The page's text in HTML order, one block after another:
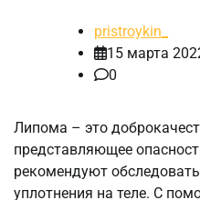
pristroykin_
15 марта
0
Липома – это
представляющее
рекомендуют
уплотнения на теле. С